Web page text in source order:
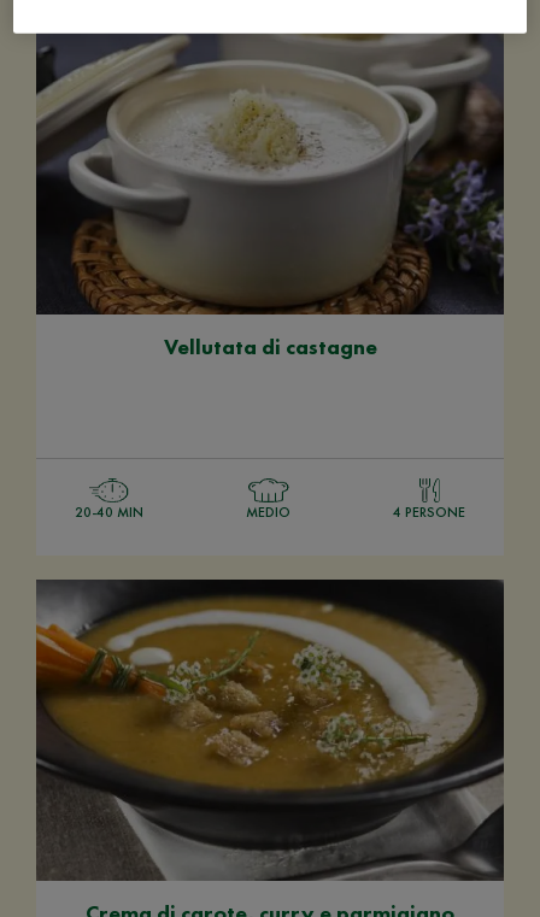
Vellutata di castagne
20-40 MIN MEDIO 4 PERSONE